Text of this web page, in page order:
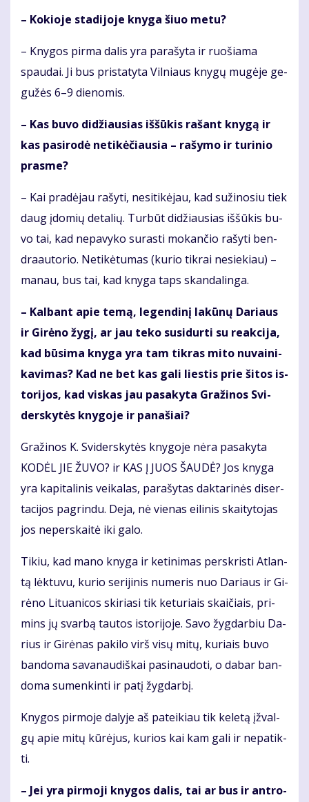
– Ko­kio­je sta­di­jo­je kny­ga šiuo me­tu?
– Kny­gos pir­ma da­lis yra pa­ra­šy­ta ir ruo­šia­ma
spau­dai. Ji bus pri­sta­ty­ta Vil­niaus kny­gų mu­gė­je ge­
gu­žės 6–9 die­no­mis.
– Kas bu­vo di­džiau­sias iš­šū­kis ra­šant kny­gą ir
kas pa­si­ro­dė ne­ti­kė­čiau­sia – ra­šy­mo ir tu­ri­nio
pras­me?
– Kai pra­dė­jau ra­šy­ti, ne­si­ti­kė­jau, kad su­ži­no­siu tiek
daug įdo­mių de­ta­lių. Tur­būt di­džiau­sias iš­šū­kis bu­
vo tai, kad ne­pa­vy­ko su­ras­ti mo­kan­čio ra­šy­ti ben­
dra­au­to­rio. Ne­ti­kė­tu­mas (ku­rio tik­rai ne­sie­kiau) –
ma­nau, bus tai, kad kny­ga taps skan­da­lin­ga.
– Kal­bant apie te­mą, le­gen­di­nį la­kū­nų Da­riaus
ir Gi­rė­no žy­gį, ar jau te­ko su­si­dur­ti su re­ak­ci­ja,
kad bū­si­ma kny­ga yra tam tik­ras mi­to nu­vai­ni­
ka­vi­mas? Kad ne bet kas ga­li lies­tis prie ši­tos is­
to­ri­jos, kad vis­kas jau pa­sa­ky­ta Gra­ži­nos Svi­
ders­ky­tės kny­go­je ir pa­na­šiai?
Gra­ži­nos K. Svi­ders­ky­tės kny­go­je nė­ra pa­sa­ky­ta
KO­DĖL JIE ŽU­VO? ir KAS Į JUOS ŠAU­DĖ? Jos kny­ga
yra ka­pi­ta­li­nis vei­ka­las, pa­ra­šy­tas dak­ta­ri­nės di­ser­
ta­ci­jos pa­grin­du. De­ja, nė vie­nas ei­li­nis skai­ty­to­jas
jos ne­per­skai­tė iki ga­lo.
Ti­kiu, kad ma­no kny­ga ir ke­ti­ni­mas per­skris­ti At­lan­
tą lėk­tu­vu, ku­rio se­ri­ji­nis nu­me­ris nuo Da­riaus ir Gi­
rė­no Li­tu­a­ni­cos ski­ria­si tik ke­tu­riais skai­čiais, pri­
mins jų svar­bą tau­tos is­to­ri­jo­je. Sa­vo žyg­dar­biu Da­
rius ir Gi­rė­nas pa­ki­lo virš vi­sų mi­tų, ku­riais bu­vo
ban­do­ma sa­va­nau­diš­kai pa­si­nau­do­ti, o da­bar ban­
do­ma su­men­kin­ti ir pa­tį žyg­dar­bį.
Kny­gos pir­mo­je da­ly­je aš pa­tei­kiau tik ke­le­tą įžval­
gų apie mi­tų kū­rė­jus, ku­rios kai kam ga­li ir ne­pa­tik­
ti.
– Jei yra pir­mo­ji kny­gos da­lis, tai ar bus ir ant­ro­